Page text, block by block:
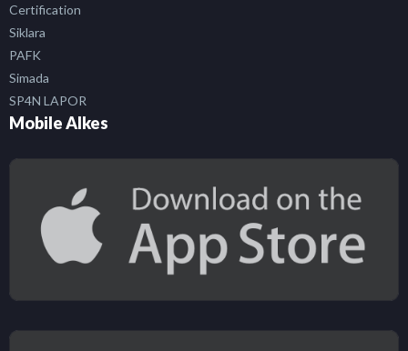
Certification
Siklara
PAFK
Simada
SP4N LAPOR
Mobile Alkes